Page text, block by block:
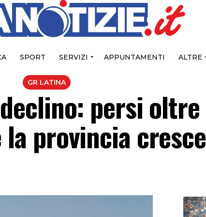
SPORT SERVIZI APPUNTAMENTI ALTRE
GR LATINA
persi oltre
provincia cresce